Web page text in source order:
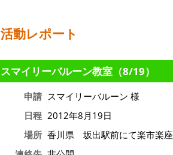
活動レポート
スマイリーバルーン教室（8/19）
申請 スマイリーバルーン 様
日程 2012年8月19日
場所 香川県 坂出駅前にて楽市楽座